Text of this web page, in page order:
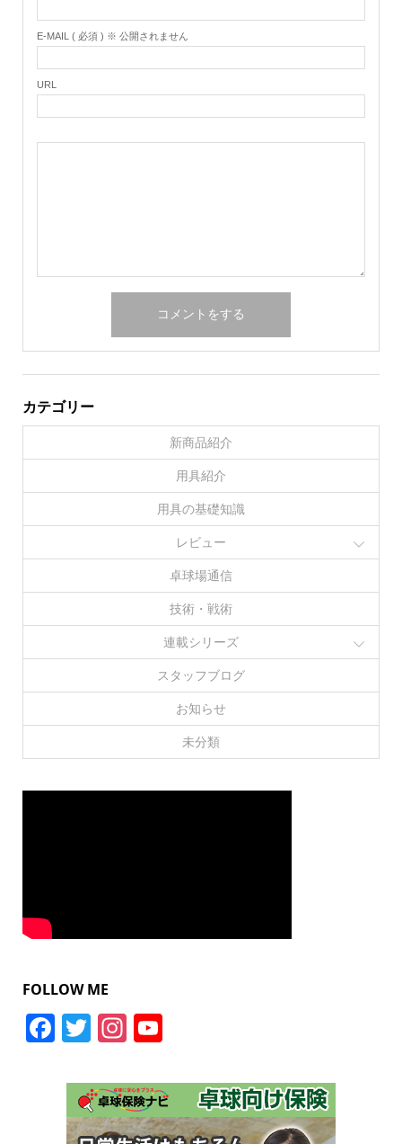
E-MAIL ( 必須 ) ※ 公開されません
URL
カテゴリー
新商品紹介
用具紹介
用具の基礎知識
レビュー
卓球場通信
技術・戦術
連載シリーズ
スタッフブログ
お知らせ
未分類
FOLLOW ME
Facebook
TwitterInstagram